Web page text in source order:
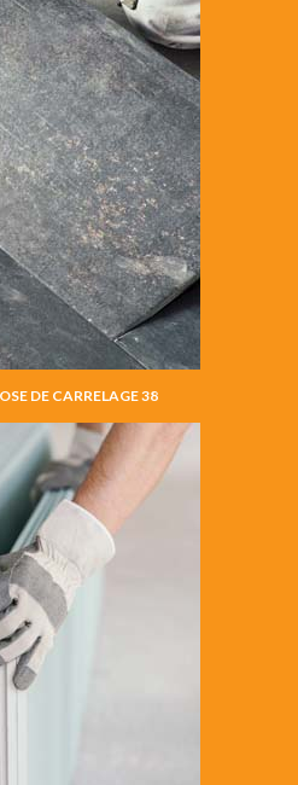
DE CARRELAGE 38